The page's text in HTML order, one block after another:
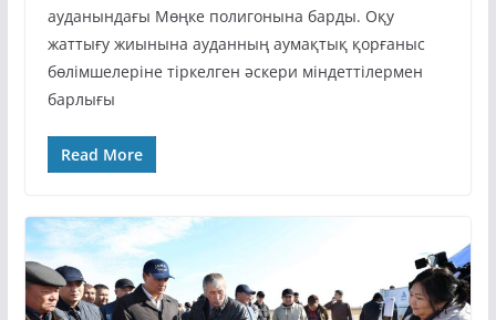
ауданындағы Мөңке полигонына барды. Оқу
жаттығу жиынына ауданның аумақтық қорғаныс
бөлімшелеріне тіркелген әскери міндеттілермен
барлығы
Read More